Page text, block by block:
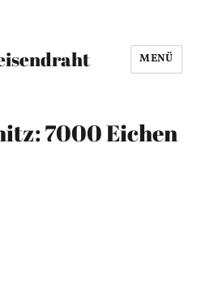
MENÜ
7000 Eichen